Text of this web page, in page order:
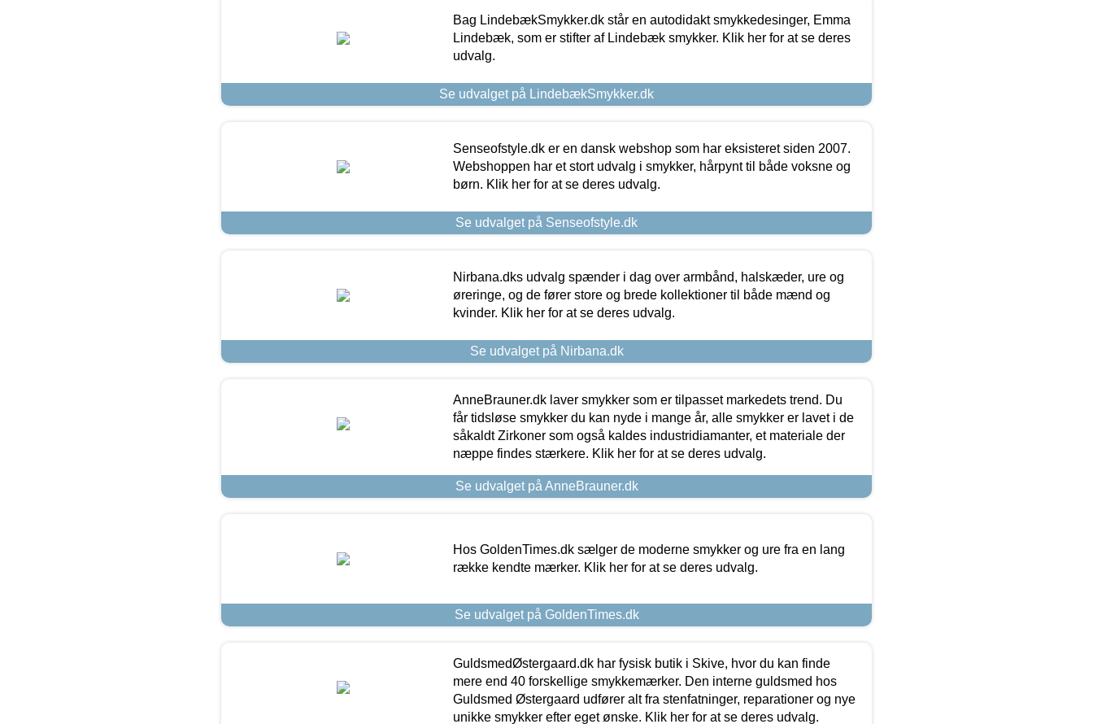
Bag LindebækSmykker.dk står en autodidakt smykkedesinger, Emma
Lindebæk, som er stifter af Lindebæk smykker. Klik her for at se deres
udvalg.
Se udvalget på LindebækSmykker.dk
Senseofstyle.dk er en dansk webshop som har eksisteret siden 2007.
Webshoppen har et stort udvalg i smykker, hårpynt til både voksne og
børn. Klik her for at se deres udvalg.
Se udvalget på Senseofstyle.dk
Nirbana.dks udvalg spænder i dag over armbånd, halskæder, ure og
øreringe, og de fører store og brede kollektioner til både mænd og
kvinder. Klik her for at se deres udvalg.
Se udvalget på Nirbana.dk
AnneBrauner.dk laver smykker som er tilpasset markedets trend. Du
får tidsløse smykker du kan nyde i mange år, alle smykker er lavet i de
såkaldt Zirkoner som også kaldes industridiamanter, et materiale der
næppe findes stærkere. Klik her for at se deres udvalg.
Se udvalget på AnneBrauner.dk
Hos GoldenTimes.dk sælger de moderne smykker og ure fra en lang
række kendte mærker. Klik her for at se deres udvalg.
Se udvalget på GoldenTimes.dk
GuldsmedØstergaard.dk har fysisk butik i Skive, hvor du kan finde
mere end 40 forskellige smykkemærker. Den interne guldsmed hos
Guldsmed Østergaard udfører alt fra stenfatninger, reparationer og nye
unikke smykker efter eget ønske. Klik her for at se deres udvalg.